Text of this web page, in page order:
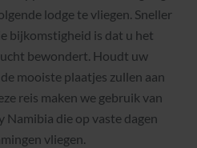
lodge te vliegen. Sneller
bijkomstigheid is dat u het
bewondert. Houdt uw
mooiste plaatjes zullen aan
reis maken we gebruik van
die op vaste dagen
vliegen.